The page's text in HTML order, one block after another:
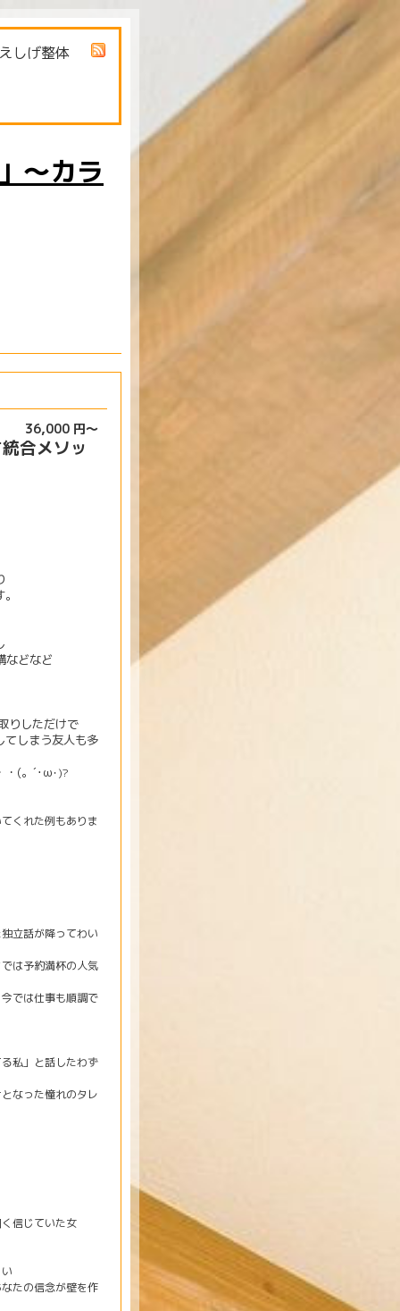
しげ整体
～カラ
36,000 円～
合メソッ
などなど
りしただけで
てしまう友人も多
・(。´･ω･)?
くれた例もありま
立話が降ってわい
は予約満杯の人気
では仕事も順調で
私」と話したわず
なった憧れのタレ
信じていた女
たの信念が壁を作